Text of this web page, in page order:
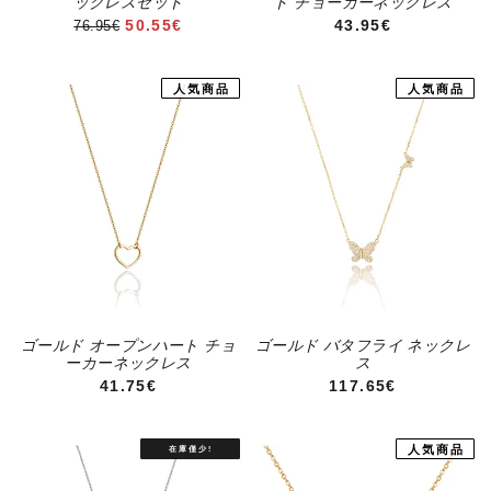
76.95€ セール価格
50.55€
通常価格
43.95€
人気商品
ゴールド オープンハート チョ
ーカーネックレス
通常価格
41.75€
人気商品
ゴールド バタフライ ネックレ
ス
通常価格
117.65€
人気商品